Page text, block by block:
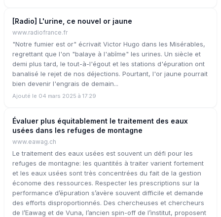
[Radio] L'urine, ce nouvel or jaune
www.radiofrance.fr
"Notre fumier est or" écrivait Victor Hugo dans les Misérables,
regrettant que l'on "balaye à l'abîme" les urines. Un siècle et
demi plus tard, le tout-à-l'égout et les stations d'épuration ont
banalisé le rejet de nos déjections. Pourtant, l'or jaune pourrait
bien devenir l'engrais de demain...
Ajouté le 04 mars 2025 à 17:29
Évaluer plus équitablement le traitement des eaux
usées dans les refuges de montagne
www.eawag.ch
Le traitement des eaux usées est souvent un défi pour les
refuges de montagne: les quantités à traiter varient fortement
et les eaux usées sont très concentrées du fait de la gestion
économe des ressources. Respecter les prescriptions sur la
performance d’épuration s’avère souvent difficile et demande
des efforts disproportionnés. Des chercheuses et chercheurs
de l’Eawag et de Vuna, l’ancien spin-off de l’institut, proposent